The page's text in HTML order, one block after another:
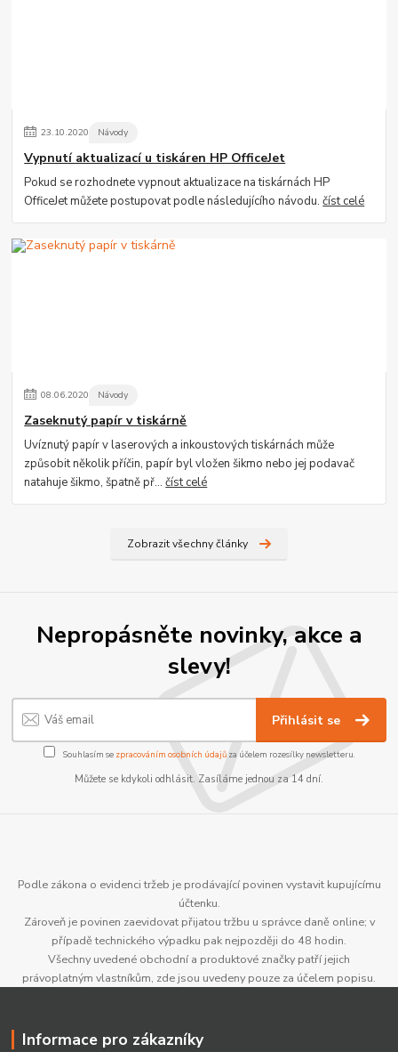
23.10.2020 Návody
Vypnutí aktualizací u tiskáren HP OfficeJet
Pokud se rozhodnete vypnout aktualizace na tiskárnách HP
OfficeJet můžete postupovat podle následujícího návodu.číst celé
08.06.2020 Návody
Zaseknutý papír v tiskárně
Uvíznutý papír v laserových a inkoustových tiskárnách může
způsobit několik příčin, papír byl vložen šikmo nebo jej podavač
natahuje šikmo, špatně př...číst celé
Zobrazit všechny články
Nepropásněte novinky, akce a
slevy!
Přihlásit se
Souhlasím se zpracováním osobních údajůza účelem rozesílky newsletteru.
Můžete se kdykoli odhlásit. Zasíláme jednou za 14 dní.
Podle zákona o evidenci tržeb je prodávající povinen vystavit kupujícímu
účtenku.
Zároveň je povinen zaevidovat přijatou tržbu u správce daně online; v
případě technického výpadku pak nejpozději do 48 hodin.
Všechny uvedené obchodní a produktové značky patří jejich
právoplatným vlastníkům, zde jsou uvedeny pouze za účelem popisu.
Informace pro zákazníky